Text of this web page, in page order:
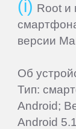
Root и
версии
Об
Тип:
Android;
Android
Acer
Ainol